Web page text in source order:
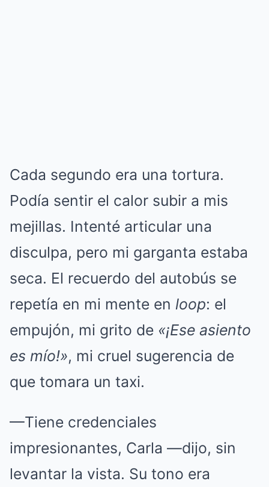
Cada segundo era una tortura.
Podía sentir el calor subir a mis
mejillas. Intenté articular una
disculpa, pero mi garganta estaba
seca. El recuerdo del autobús se
repetía en mi mente en loop: el
empujón, mi grito de «¡Ese asiento
es mío!», mi cruel sugerencia de
que tomara un taxi.
—Tiene credenciales
impresionantes, Carla —dijo, sin
levantar la vista. Su tono era